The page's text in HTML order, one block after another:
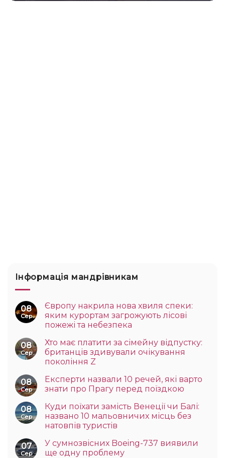
Інформація мандрівникам
08
Сер
Європу накрила нова хвиля спеки:
яким курортам загрожують лісові
пожежі та небезпека
08
Сер
Хто має платити за сімейну відпустку:
британців здивували очікування
покоління Z
08
Сер
Експерти назвали 10 речей, які варто
знати про Прагу перед поїздкою
08
Сер
Куди поїхати замість Венеції чи Балі:
названо 10 мальовничих місць без
натовпів туристів
07
Сер
У сумнозвісних Boeing-737 виявили
ще одну проблему